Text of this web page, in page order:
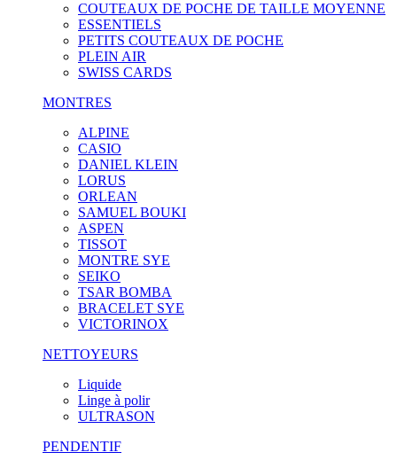
COUTEAUX DE POCHE DE TAILLE MOYENNE
ESSENTIELS
PETITS COUTEAUX DE POCHE
PLEIN AIR
SWISS CARDS
MONTRES
ALPINE
CASIO
DANIEL KLEIN
LORUS
ORLEAN
SAMUEL BOUKI
ASPEN
TISSOT
MONTRE SYE
SEIKO
TSAR BOMBA
BRACELET SYE
VICTORINOX
NETTOYEURS
Liquide
Linge à polir
ULTRASON
PENDENTIF